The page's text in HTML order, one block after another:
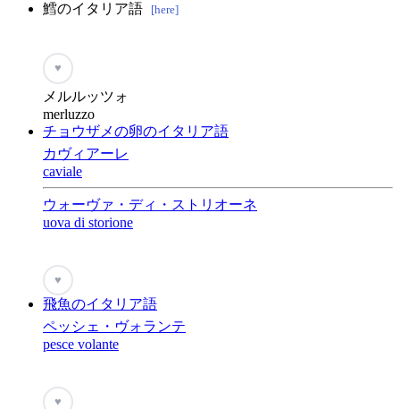
鱈のイタリア語 [here]
♥
メルルッツォ
merluzzo
チョウザメの卵のイタリア語
カヴィアーレ
caviale
ウォーヴァ・ディ・ストリオーネ
uova di storione
♥
飛魚のイタリア語
ペッシェ・ヴォランテ
pesce volante
♥